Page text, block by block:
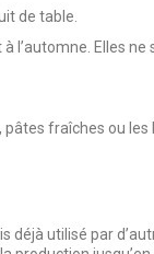
de table.
l’automne. Elles
fraîches ou
déjà utilisé par